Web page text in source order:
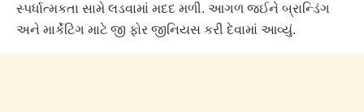
સ્પર્ધાત્મકતા સામે લડવામાં મદદ મળી. આગળ જઈને બ્રાન્ડિંગ
અને માર્કેટિંગ માટે જી ફોર જીનિયસ કરી દેવામાં આવ્યું.